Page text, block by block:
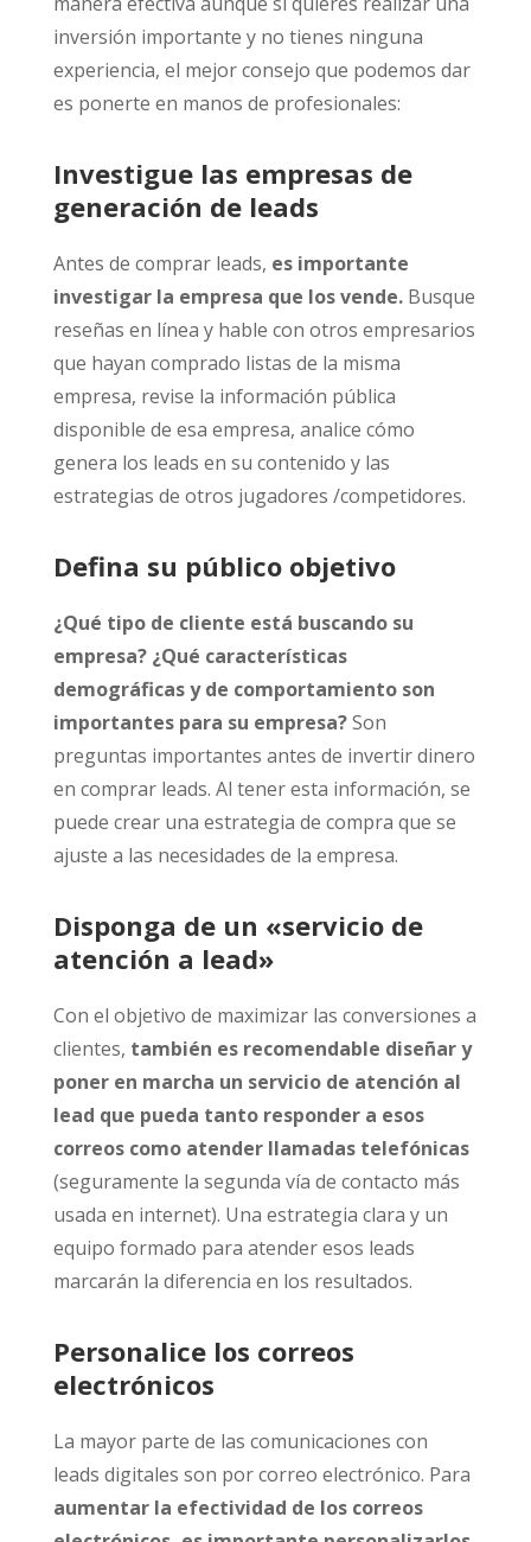
inversión importante y no tienes ninguna
experiencia, el mejor consejo que podemos dar
es ponerte en manos de profesionales:
Investigue las empresas de
generación de leads
Antes de comprar leads, es importante
investigar la empresa que los vende.Busque
reseñas en línea y hable con otros empresarios
que hayan comprado listas de la misma
empresa, revise la información pública
disponible de esa empresa, analice cómo
genera los leads en su contenido y las
estrategias de otros jugadores /competidores.
Defina su público objetivo
¿Qué tipo de cliente está buscando su
empresa? ¿Qué características
demográficas y de comportamiento son
importantes para su empresa?Son
preguntas importantes antes de invertir dinero
en comprar leads. Al tener esta información, se
puede crear una estrategia de compra que se
ajuste a las necesidades de la empresa.
Disponga de un «servicio de
atención a lead»
Con el objetivo de maximizar las conversiones a
clientes, también es recomendable diseñar y
poner en marcha un servicio de atención al
lead que pueda tanto responder a esos
correos como atender llamadas telefónicas
(seguramente la segunda vía de contacto más
usada en internet). Una estrategia clara y un
equipo formado para atender esos leads
marcarán la diferencia en los resultados.
Personalice los correos
electrónicos
La mayor parte de las comunicaciones con
leads digitales son por correo electrónico. Para
aumentar la efectividad de los correos